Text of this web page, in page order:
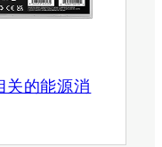
关的能源消